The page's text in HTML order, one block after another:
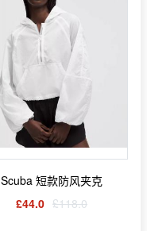
Scuba 短款防风夹克
£44.0 £118.0